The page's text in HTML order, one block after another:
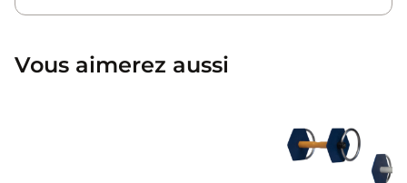
Vous aimerez aussi